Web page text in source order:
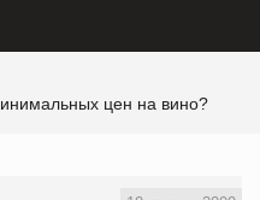
цен на вино?